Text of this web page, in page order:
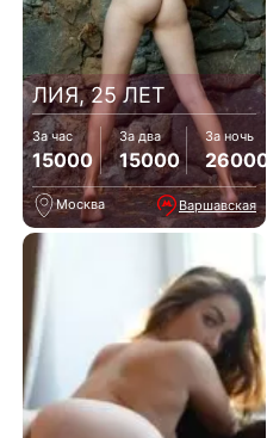
ЛИЯ, 25 ЛЕТ
За час
15000
За два
15000
За ночь
26000
Москва Варшавская